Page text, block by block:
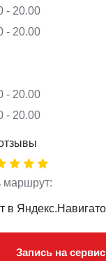
- 20.00
- 20.00
- 20.00
- 20.00
маршрут:
Запись на сервис